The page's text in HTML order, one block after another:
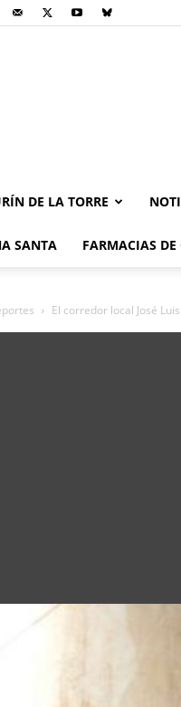
DE LA TORRE
SANTA FARMACIAS
El corredor local José